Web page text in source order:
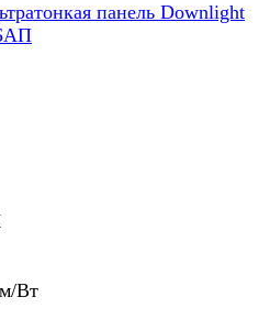
панель Downlight
Вт